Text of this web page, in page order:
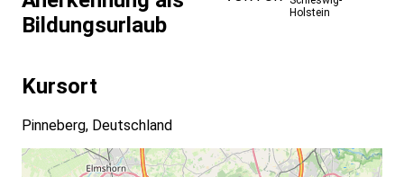
Bildungsurlaub
Holstein
Kursort
Pinneberg, Deutschland